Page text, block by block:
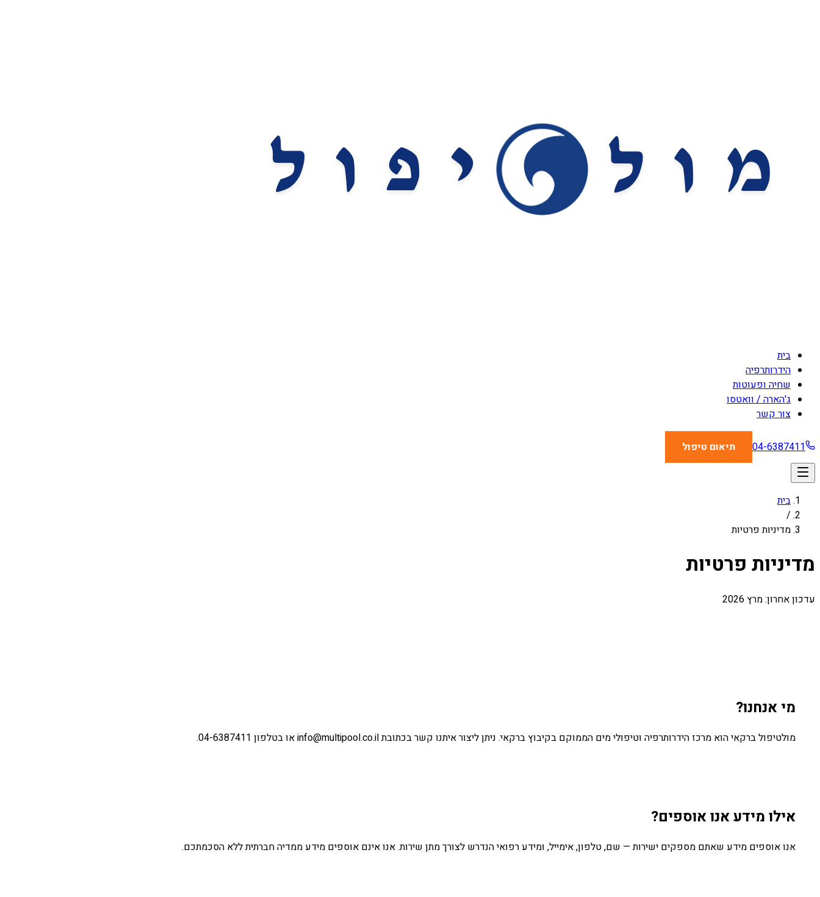
בית
הידרותרפיה
שחיה ופעוטות
ג'הארה / וואטסו
צור קשר
04-6387411 תיאום טיפול
בית
/
מדיניות פרטיות
מדיניות פרטיות
עדכון אחרון: מרץ 2026
מי אנחנו?
מולטיפול ברקאי הוא מרכז הידרותרפיה וטיפולי מים הממוקם בקיבוץ ברקאי. ניתן ליצור איתנו קשר בכתובת info@multipool.co.il או בטלפון 04-6387411.
אילו מידע אנו אוספים?
אנו אוספים מידע שאתם מספקים ישירות — שם, טלפון, אימייל, ומידע רפואי הנדרש לצורך מתן שירות. אנו אינם אוספים מידע ממדיה חברתית ללא הסכמתכם.